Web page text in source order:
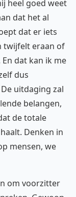
heel goed weet
dat het al
dat er iets
twijfelt eraan of
dat kan ik me
dus
uitdaging zal
belangen,
de totale
Denken in
mensen, we
om voorzitter